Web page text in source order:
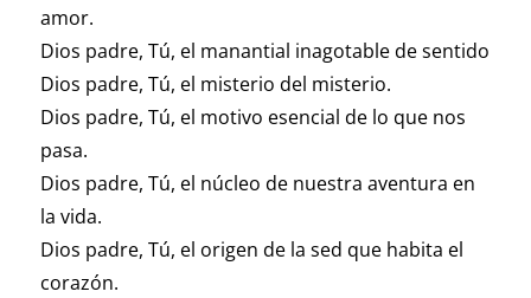
amor.
Dios padre, Tú, el manantial inagotable de sentido
Dios padre, Tú, el misterio del misterio.
Dios padre, Tú, el motivo esencial de lo que nos
pasa.
Dios padre, Tú, el núcleo de nuestra aventura en
la vida.
Dios padre, Tú, el origen de la sed que habita el
corazón.